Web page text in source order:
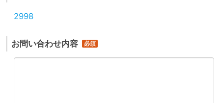
2998
お問い合わせ内容